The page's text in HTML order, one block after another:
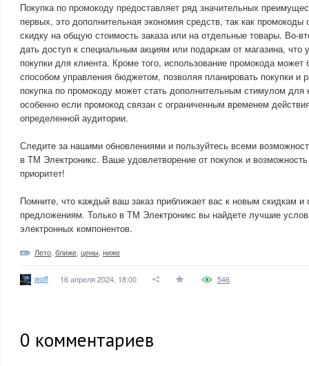
Покупка по промокоду предоставляет ряд значительных
первых, это дополнительная экономия средств, так как
скидку на общую стоимость заказа или на отдельные товары. Во-
дать доступ к специальным акциям или подаркам от магазина, что
покупки для клиента. Кроме того, использование промокода
способом управления бюджетом, позволяя планировать покупки и
покупка по промокоду может стать дополнительным стимулом для
особенно если промокод связан с ограниченным временем
определенной аудитории.
Следите за нашими обновлениями и пользуйтесь всеми
в ТМ Электроникс. Ваше удовлетворение от покупок и
приоритет!
Помните, что каждый ваш заказ приближает вас к новым скидкам и
предложениям. Только в ТМ Электроникс вы найдете лучшие
электронных компонентов.
Лето ближе цены ниже
woff 16 апреля 2024, 18:00 546
0 комментариев